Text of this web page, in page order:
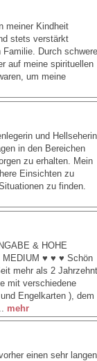
meiner Kindheit
stets verstärkt
Durch schwere
auf meine spirituellen
um meine
und Hellseherin
in den Bereichen
zu erhalten. Mein
Einsichten zu
zu finden.
& HOHE
MEDIUM ♥ ♥ ♥ Schön
mehr als 2 Jahrzehnt
mit verschiedene
Engelkarten ), dem
mehr
einen sehr langen